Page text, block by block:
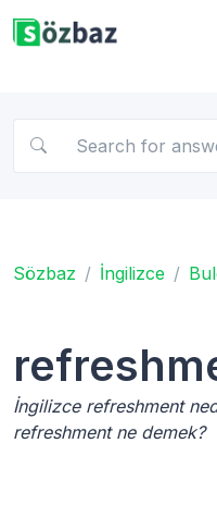
Sözbaz İngilizce
İngilizce refreshment
refreshment ne demek?